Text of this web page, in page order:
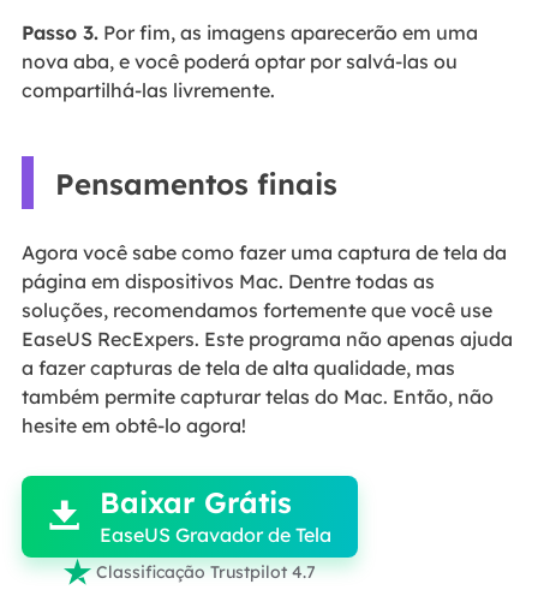
Passo 3.Por fim, as imagens aparecerão em uma
nova aba, e você poderá optar por salvá-las ou
compartilhá-las livremente.
Pensamentos finais
Agora você sabe como fazer uma captura de tela da
página em dispositivos Mac. Dentre todas as
soluções, recomendamos fortemente que você use
EaseUS RecExpers. Este programa não apenas ajuda
a fazer capturas de tela de alta qualidade, mas
também permite capturar telas do Mac. Então, não
hesite em obtê-lo agora!

 Baixar Grátis
EaseUS Gravador de Tela
 Classificação Trustpilot 4.7